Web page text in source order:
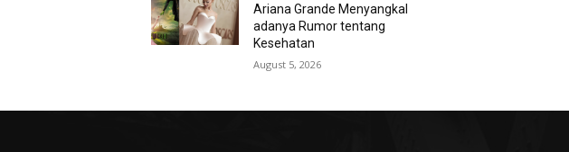
Ariana Grande Menyangkal
adanya Rumor tentang
Kesehatan
August 5, 2026